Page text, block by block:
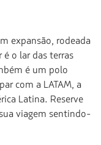
expansão, rodeada
é o lar das terras
é um polo
com a LATAM, a
Latina. Reserve
viagem sentindo-